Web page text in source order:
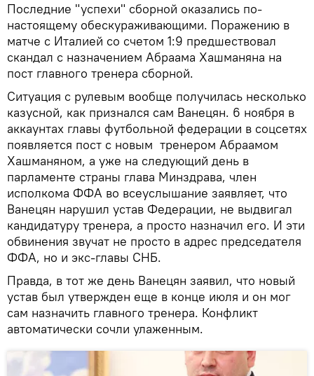
Последние "успехи" сборной оказались по-
настоящему обескураживающими. Поражению в
матче с Италией со счетом 1:9 предшествовал
скандал с назначением Абраама Хашманяна на
пост главного тренера сборной.
Ситуация с рулевым вообще получилась несколько
казусной, как признался сам Ванецян. 6 ноября в
аккаунтах главы футбольной федерации в соцсетях
появляется пост с новым тренером Абраамом
Хашманяном, а уже на следующий день в
парламенте страны глава Минздрава, член
исполкома ФФА во всеуслышание заявляет, что
Ванецян нарушил устав Федерации, не выдвигал
кандидатуру тренера, а просто назначил его. И эти
обвинения звучат не просто в адрес председателя
ФФА, но и экс-главы СНБ.
Правда, в тот же день Ванецян заявил, что новый
устав был утвержден еще в конце июля и он мог
сам назначить главного тренера. Конфликт
автоматически сочли улаженным.